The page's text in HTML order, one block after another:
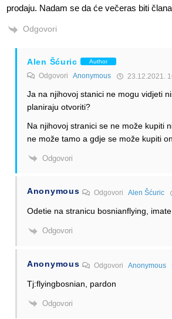
prodaju. Nadam se da će večeras biti
Odgovori
Alen Šćuric Author
Odgovori Anonymous 23.12.2021.
Ja na njihovoj stanici ne mogu vidjeti
planiraju otvoriti?
Na njihovoj stranici se ne može kupiti
ne može tamo a gdje se može kupiti
Odgovori
Anonymous OdgovoriAlen Šćuric
Odetie na stranicu bosnianflying,
Odgovori
Anonymous OdgovoriAnonymous
Tj:flyingbosnian, pardon
Odgovori